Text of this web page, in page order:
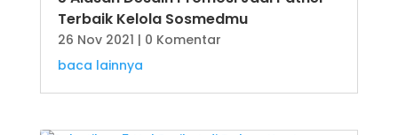
Terbaik Kelola Sosmedmu
26 Nov 2021 | 0 Komentar
baca lainnya